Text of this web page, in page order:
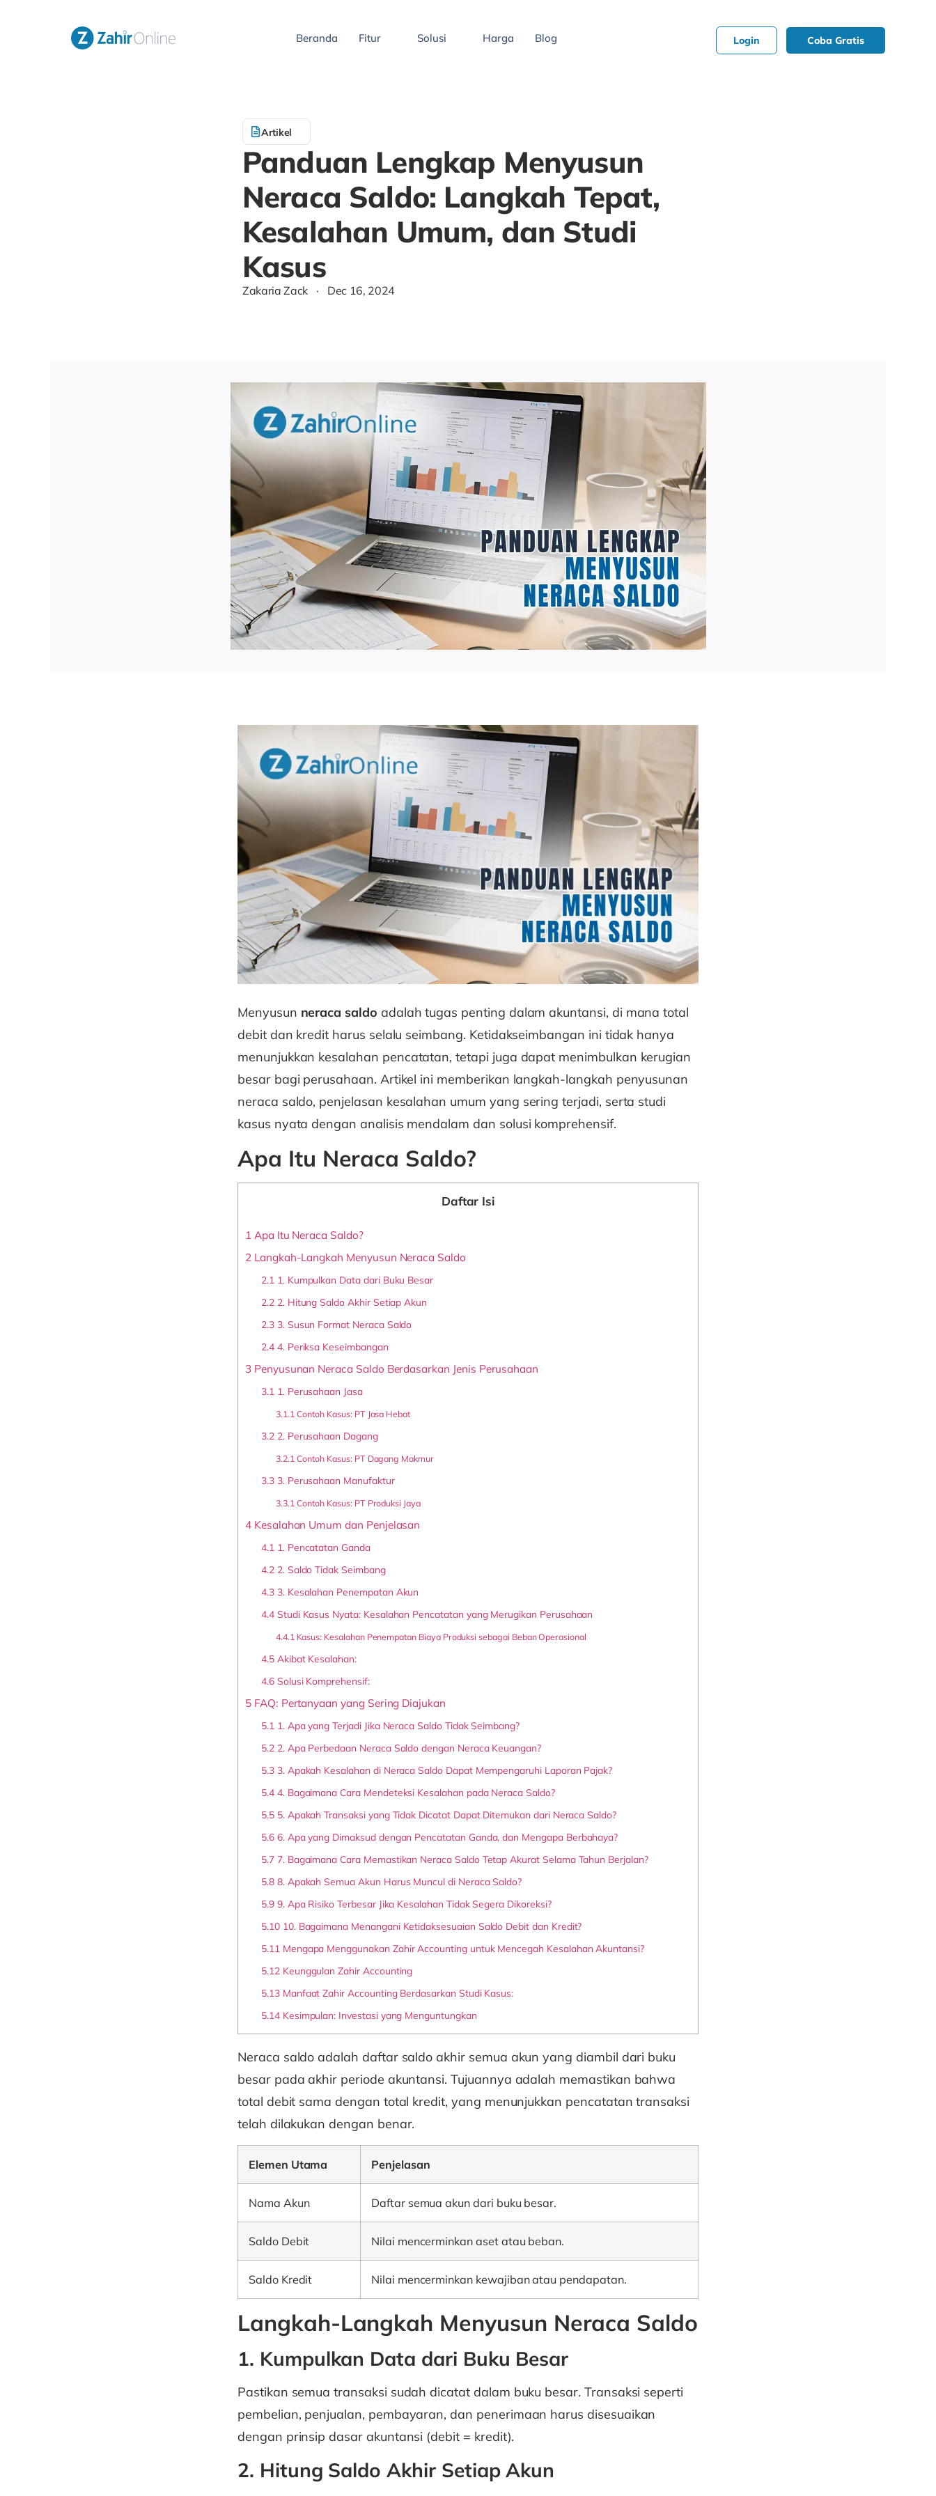
Beranda Fitur Solusi Harga Blog Login Coba Gratis
Artikel
Panduan Lengkap Menyusun
Neraca Saldo: Langkah Tepat,
Kesalahan Umum, dan Studi
Kasus
Zakaria Zack · Dec 16, 2024
Menyusun neraca saldo adalah tugas penting dalam akuntansi, di mana total
debit dan kredit harus selalu seimbang. Ketidakseimbangan ini tidak hanya
menunjukkan kesalahan pencatatan, tetapi juga dapat menimbulkan kerugian
besar bagi perusahaan. Artikel ini memberikan langkah-langkah penyusunan
neraca saldo, penjelasan kesalahan umum yang sering terjadi, serta studi
kasus nyata dengan analisis mendalam dan solusi komprehensif.
Apa Itu Neraca Saldo?
Daftar Isi
1Apa Itu Neraca Saldo?
2Langkah-Langkah Menyusun Neraca Saldo
2.1 1. Kumpulkan Data dari Buku Besar
2.2 2. Hitung Saldo Akhir Setiap Akun
2.33. Susun Format Neraca Saldo
2.44. Periksa Keseimbangan
3Penyusunan Neraca Saldo Berdasarkan Jenis Perusahaan
3.1 1. Perusahaan Jasa
3.1.1 Contoh Kasus: PT Jasa Hebat
3.2 2. Perusahaan Dagang
3.2.1 Contoh Kasus: PT Dagang Makmur
3.33. Perusahaan Manufaktur
3.3.1 Contoh Kasus: PT Produksi Jaya
4Kesalahan Umum dan Penjelasan
4.1 1. Pencatatan Ganda
4.2 2. Saldo Tidak Seimbang
4.33. Kesalahan Penempatan Akun
4.4Studi Kasus Nyata: Kesalahan Pencatatan yang Merugikan Perusahaan
4.4.1 Kasus: Kesalahan Penempatan Biaya Produksi sebagai Beban Operasional
4.5Akibat Kesalahan:
4.6Solusi Komprehensif:
5FAQ: Pertanyaan yang Sering Diajukan
5.1 1. Apa yang Terjadi Jika Neraca Saldo Tidak Seimbang?
5.2 2. Apa Perbedaan Neraca Saldo dengan Neraca Keuangan?
5.33. Apakah Kesalahan di Neraca Saldo Dapat Mempengaruhi Laporan Pajak?
5.44. Bagaimana Cara Mendeteksi Kesalahan pada Neraca Saldo?
5.55. Apakah Transaksi yang Tidak Dicatat Dapat Ditemukan dari Neraca Saldo?
5.66. Apa yang Dimaksud dengan Pencatatan Ganda, dan Mengapa Berbahaya?
5.77. Bagaimana Cara Memastikan Neraca Saldo Tetap Akurat Selama Tahun Berjalan?
5.88. Apakah Semua Akun Harus Muncul di Neraca Saldo?
5.99. Apa Risiko Terbesar Jika Kesalahan Tidak Segera Dikoreksi?
5.1010. Bagaimana Menangani Ketidaksesuaian Saldo Debit dan Kredit?
5.11 Mengapa Menggunakan Zahir Accounting untuk Mencegah Kesalahan Akuntansi?
5.12 Keunggulan Zahir Accounting
5.13Manfaat Zahir Accounting Berdasarkan Studi Kasus:
5.14Kesimpulan: Investasi yang Menguntungkan
Neraca saldo adalah daftar saldo akhir semua akun yang diambil dari buku
besar pada akhir periode akuntansi. Tujuannya adalah memastikan bahwa
total debit sama dengan total kredit, yang menunjukkan pencatatan transaksi
telah dilakukan dengan benar.
Elemen Utama Penjelasan
Nama Akun Daftar semua akun dari buku besar.
Saldo Debit Nilai mencerminkan aset atau beban.
Saldo Kredit Nilai mencerminkan kewajiban atau pendapatan.
Langkah-Langkah Menyusun Neraca Saldo
1. Kumpulkan Data dari Buku Besar
Pastikan semua transaksi sudah dicatat dalam buku besar. Transaksi seperti
pembelian, penjualan, pembayaran, dan penerimaan harus disesuaikan
dengan prinsip dasar akuntansi (debit = kredit).
2. Hitung Saldo Akhir Setiap Akun